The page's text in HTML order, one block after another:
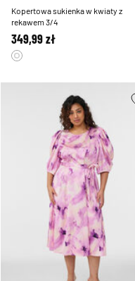
Kopertowa sukienka w kwiaty z
rekawem 3/4
349,99 zł